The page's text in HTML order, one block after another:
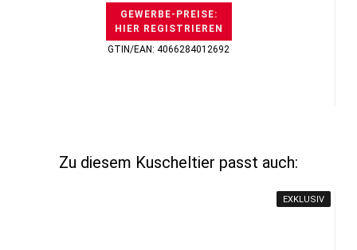
GEWERBE-PREISE:
HIER REGISTRIEREN
GTIN/EAN: 4066284012692
Zu diesem Kuscheltier passt auch:
EXKLUSIV